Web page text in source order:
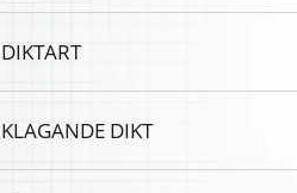
DIKTART
KLAGANDE DIKT